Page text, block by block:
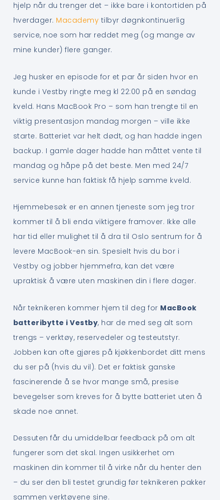
hjelp når du trenger det – ikke bare i kontortiden på
hverdager. Macademy tilbyr døgnkontinuerlig
service, noe som har reddet meg (og mange av
mine kunder) flere ganger.
Jeg husker en episode for et par år siden hvor en
kunde i Vestby ringte meg kl 22:00 på en søndag
kveld. Hans MacBook Pro – som han trengte til en
viktig presentasjon mandag morgen – ville ikke
starte. Batteriet var helt dødt, og han hadde ingen
backup. I gamle dager hadde han måttet vente til
mandag og håpe på det beste. Men med 24/7
service kunne han faktisk få hjelp samme kveld.
Hjemmebesøk er en annen tjeneste som jeg tror
kommer til å bli enda viktigere framover. Ikke alle
har tid eller mulighet til å dra til Oslo sentrum for å
levere MacBook-en sin. Spesielt hvis du bor i
Vestby og jobber hjemmefra, kan det være
upraktisk å være uten maskinen din i flere dager.
Når teknikeren kommer hjem til deg for MacBook
batteribytte i Vestby, har de med seg alt som
trengs – verktøy, reservedeler og testeutstyr.
Jobben kan ofte gjøres på kjøkkenbordet ditt mens
du ser på (hvis du vil). Det er faktisk ganske
fascinerende å se hvor mange små, presise
bevegelser som kreves for å bytte batteriet uten å
skade noe annet.
Dessuten får du umiddelbar feedback på om alt
fungerer som det skal. Ingen usikkerhet om
maskinen din kommer til å virke når du henter den
– du ser den bli testet grundig før teknikeren pakker
sammen verktøyene sine.